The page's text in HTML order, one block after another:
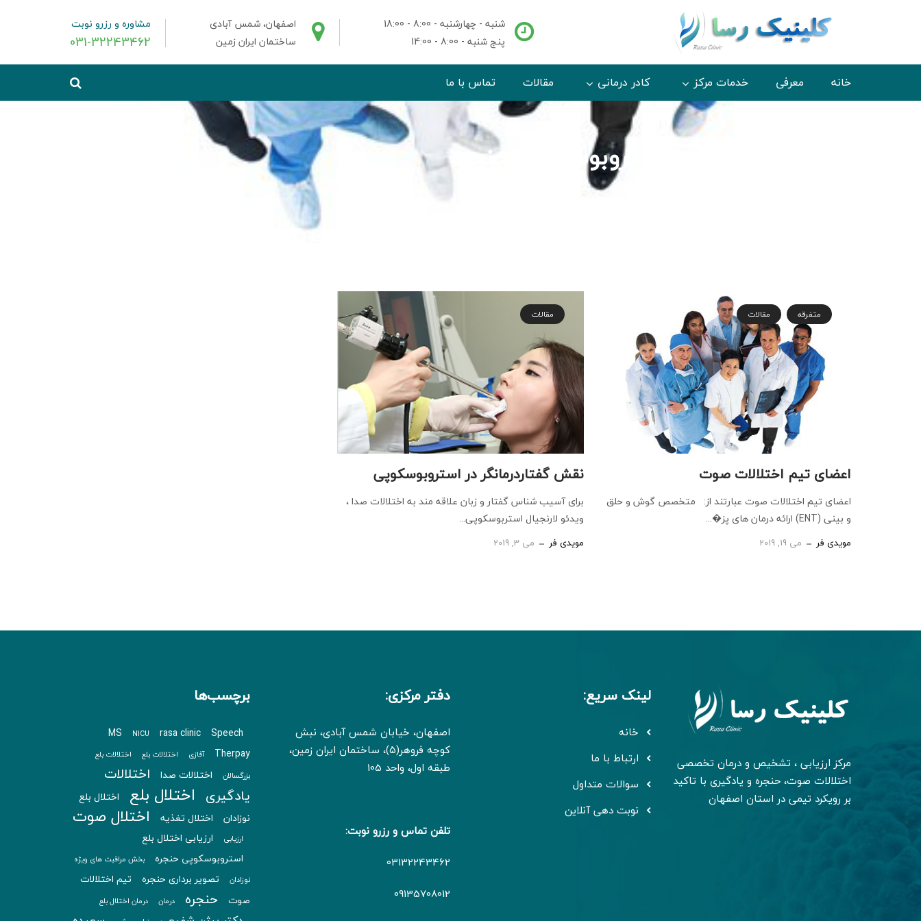
مشاوره و رزرو نوبت
031-32243462
اصفهان، شمس آبادی
ساختمان ایران زمین
شنبه - چهارشنبه - 8:00 - 18:00
پنج شنبه - 8:00 - 14:00
خانه معرفی خدمات مرکز کادر درمانی مقالات تماس با ما
بایگانی برچسب ها:استروبوسکوپی حنجره
متفرقه مقالات
اعضای تیم اختلالات صوت
اعضای تیم اختلالات صوت عبارتند از: متخصص گوش و حلق
و بینی (ENT) ارائه درمان های پز�...
مویدی فر می 19, 2019
مقالات
نقش گفتاردرمانگر در استروبوسکوپی
برای آسیب شناس گفتار و زبان علاقه مند به اختلالات صدا ،
ویدئو لارنجیال استربوسکوپی...
مویدی فر می 3, 2019
مرکز ارزیابی ، تشخیص و درمان تخصصی
اختلالات صوت، حنجره و یادگیری با تاکید
بر رویکرد تیمی در استان اصفهان
لینک سریع:
خانه
ارتباط با ما
سوالات متداول
نوبت دهی آنلاین
دفتر مرکزی:
اصفهان، خیابان شمس آبادی، نبش
کوچه فروهر(۵)، ساختمان ایران زمین،
طبقه اول، واحد 105
تلفن تماس و رزرو نوبت:
03132243462
09135708012
برچسب‌ها
MS NICU rasa clinic
Speech
Therpay
آفازی اختلالات بلع
اختلالات بلع
بزرگسالان
اختلالات صدا
اختلالات
یادگیری اختلال بلع
اختلال بلع
نوزادان
اختلال تغذیه اختلال صوت
ارزیابی
ارزیابی اختلال بلع
استروبوسکوپی حنجره
بخش مراقبت های ویژه
نوزادان
تصویر برداری حنجره
تیم اختلالات
صوت
حنجره درمان درمان اختلال بلع